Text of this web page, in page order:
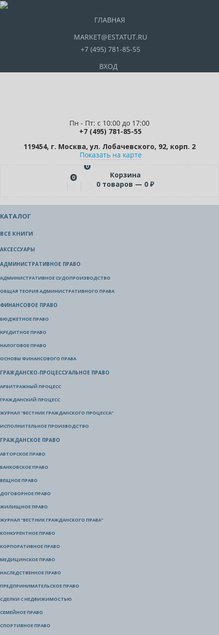
ГЛАВНАЯ
MARKET@ESTATUT.RU
+7 (495) 781-85-55
ВХОД
Пн - Пт: с 10:00 до 17:00
+7 (495) 781-85-55
119454, г. Москва, ул. Лобачевского, 92, корп. 2
Показать на карте
0
0
Корзина
0 товаров — 0 ₽
КАТАЛОГ
ВСЕ КНИГИ
АКСЕССУАРЫ
АДМИНИСТРАТИВНОЕ ПРАВО
АДМИНИСТРАТИВНОЕ СУДОПРОИЗВОДСТВО
ОБЩАЯ ТЕОРИЯ АДМИНИСТРАТИВНОГО ПРАВА
ФИНАНСОВОЕ ПРАВО
БЮДЖЕТНОЕ ПРАВО
КРЕДИТНОЕ ПРАВО
НАЛОГОВОЕ ПРАВО
ОСНОВЫ ФИНАНСОВОГО ПРАВА
ГРАЖДАНСКО-ПРОЦЕССУАЛЬНОЕ ПРАВО
АРБИТРАЖНЫЙ ПРОЦЕСС
ГРАЖДАНСКИЙ ПРОЦЕСС
ЖУРНАЛ "ВЕСТНИК ГРАЖДАНСКОГО ПРОЦЕССА"
ИСПОЛНИТЕЛЬНОЕ ПРОИЗВОДСТВО
ГРАЖДАНСКОЕ ПРАВО
АВТОРСКОЕ ПРАВО
БАНКОВСКОЕ ПРАВО
ВЕЩНОЕ ПРАВО
ДОГОВОРНОЕ ПРАВО
ЖИЛИЩНОЕ ПРАВО
ЖУРНАЛ "ВЕСТНИК ГРАЖДАНСКОГО ПРАВА"
КОНКУРЕНТНОЕ ПРАВО
КОРПОРАТИВНОЕ ПРАВО
МЕДИЦИНСКОЕ ПРАВО
НАСЛЕДСТВЕННОЕ ПРАВО
ПРЕДПРИНИМАТЕЛЬСКОЕ ПРАВО
СДЕЛКИ С НЕДВИЖИМОСТЬЮ
СЕМЕЙНОЕ ПРАВО
СПОРТИВНОЕ ПРАВО